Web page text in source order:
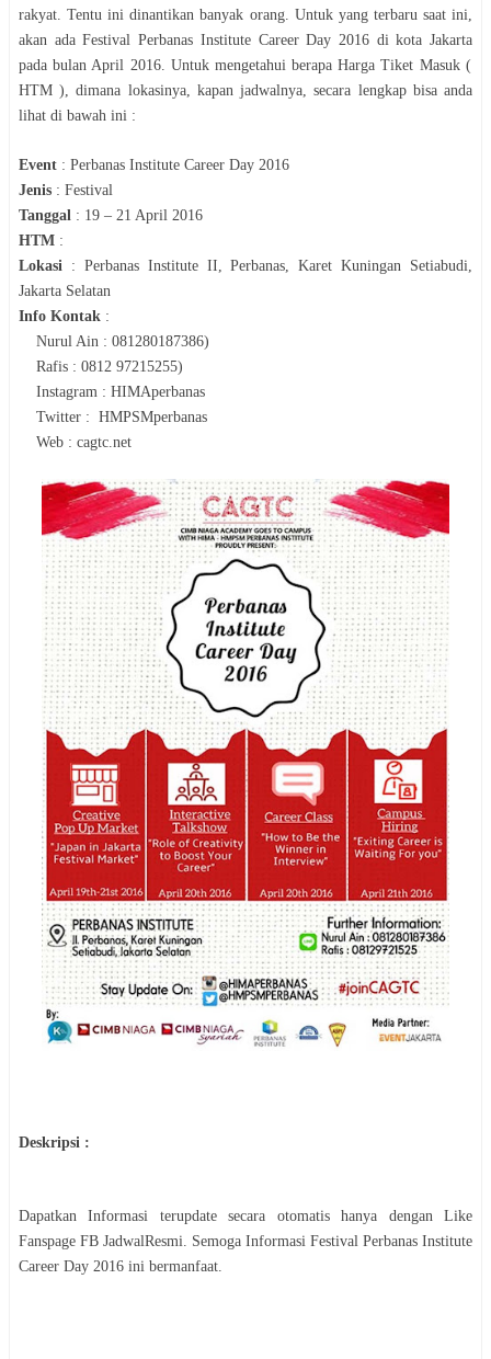
rakyat. Tentu ini dinantikan banyak orang. Untuk yang terbaru saat ini,
akan adaFestival Perbanas Institute Career Day 2016di kotaJakarta
pada bulan April 2016. Untuk mengetahui berapa Harga Tiket Masuk (
HTM ), dimana lokasinya, kapan jadwalnya, secara lengkap bisa anda
lihat di bawah ini :
Event : Perbanas Institute Career Day 2016
Jenis : Festival
Tanggal : 19 – 21 April 2016
HTM :
Lokasi : Perbanas Institute II, Perbanas, Karet Kuningan Setiabudi,
Jakarta Selatan
Info Kontak :
Nurul Ain : 081280187386)
Rafis : 0812 97215255)
Instagram : HIMAperbanas
Twitter : HMPSMperbanas
Web : cagtc.net
Deskripsi :
Dapatkan Informasi terupdate secara otomatis hanya dengan Like
Fanspage FB JadwalResmi. Semoga Informasi Festival Perbanas Institute
Career Day 2016 ini bermanfaat.